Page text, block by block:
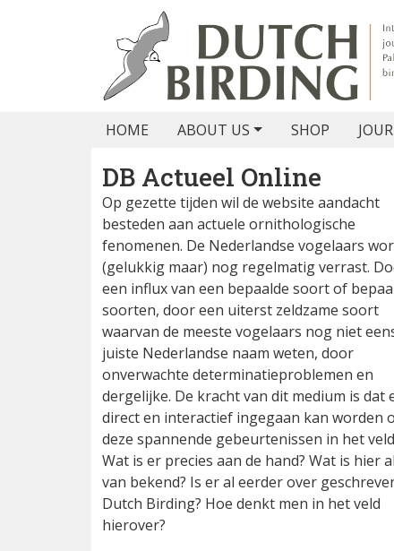
HOME ABOUT US SHOP
DB Actueel Online
Op gezette tijden wil de website aandacht
besteden aan actuele ornithologische
fenomenen. De Nederlandse vogelaars
(gelukkig maar) nog regelmatig verrast.
een influx van een bepaalde soort of
soorten, door een uiterst zeldzame soort
waarvan de meeste vogelaars nog niet
juiste Nederlandse naam weten, door
onverwachte determinatieproblemen en
dergelijke. De kracht van dit medium is dat
direct en interactief ingegaan kan worden
deze spannende gebeurtenissen in het
Wat is er precies aan de hand? Wat is hier al
van bekend? Is er al eerder over
Dutch Birding? Hoe denkt men in het veld
hierover?